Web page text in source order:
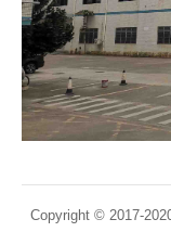
Copyright © 2017-